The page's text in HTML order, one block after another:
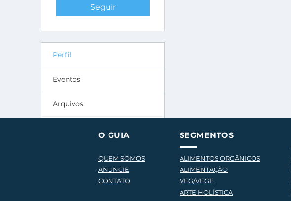
Seguir
Perfil
Eventos
Arquivos
O GUIA
QUEM SOMOS
ANUNCIE
CONTATO
SEGMENTOS
ALIMENTOS ORGÂNICOS
ALIMENTAÇÃO
VEG/VEGE
ARTE HOLÍSTICA